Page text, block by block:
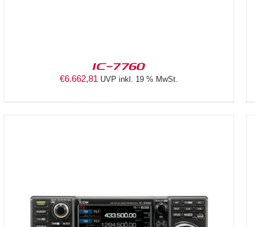
IC-7760
€6.662,81 UVP inkl. 19 % MwSt.